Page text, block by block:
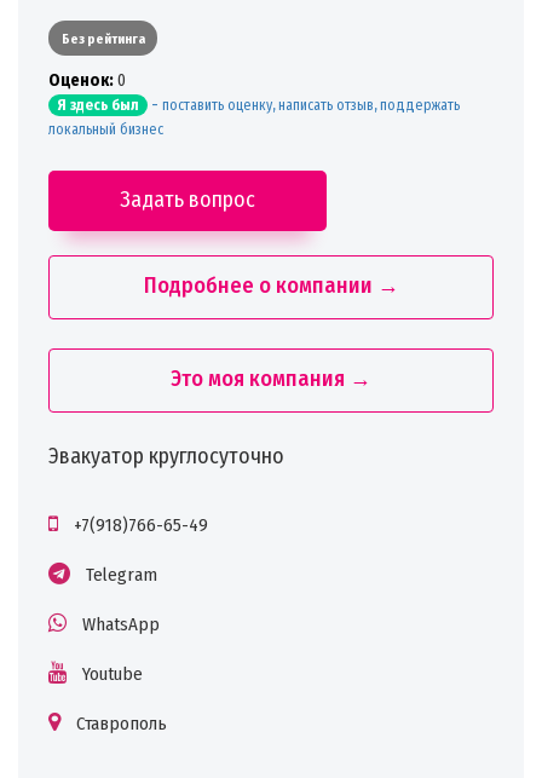
Без рейтинга
Oценок:0
Я здесь был - поставить оценку, написать отзыв, поддержать
локальный бизнес
Задать вопрос
Подробнее о компании →
Это моя компания →
Эвакуатор круглосуточно
+7(918)766-65-49
Telegram
WhatsApp
Youtube
Ставрополь